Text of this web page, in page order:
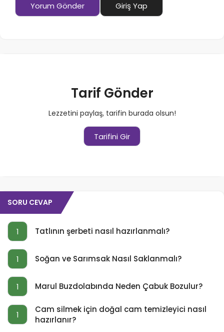
Yorum Gönder Giriş Yap
Tarif Gönder
Lezzetini paylaş, tarifin burada olsun!
Tarifini Gir
SORU CEVAP
1 Tatlının şerbeti nasıl hazırlanmalı?
1 Soğan ve Sarımsak Nasıl Saklanmalı?
1 Marul Buzdolabında Neden Çabuk Bozulur?
1
Cam silmek için doğal cam temizleyici nasıl
hazırlanır?